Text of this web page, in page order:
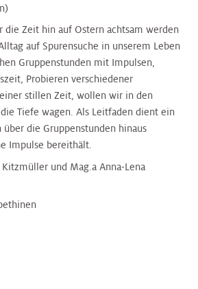
die Zeit hin auf Ostern achtsam werden
auf Spurensuche in unserem Leben
Gruppenstunden mit Impulsen,
Probieren verschiedener
stillen Zeit, wollen wir in den
Tiefe wagen. Als Leitfaden dient ein
die Gruppenstunden hinaus
Impulse bereithält.​
Kitzmüller und Mag.a Anna-Lena